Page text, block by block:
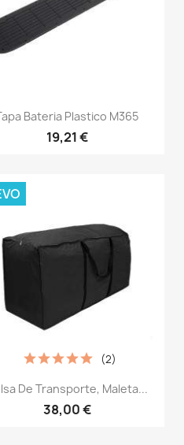
Vista rápida
Bateria Plastico M365
19,21 €
Vista rápida
De Transporte, Maleta...
38,00 €
(2)